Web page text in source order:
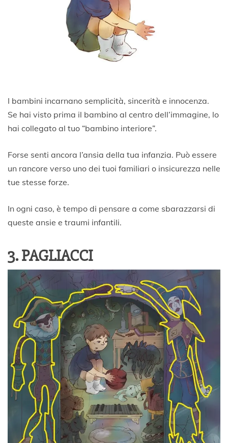
I bambini incarnano semplicità, sincerità e innocenza.
Se hai visto prima il bambino al centro dell’immagine, lo
hai collegato al tuo “bambino interiore”.
Forse senti ancora l’ansia della tua infanzia. Può essere
un rancore verso uno dei tuoi familiari o insicurezza nelle
tue stesse forze.
In ogni caso, è tempo di pensare a come sbarazzarsi di
queste ansie e traumi infantili.
3. PAGLIACCI